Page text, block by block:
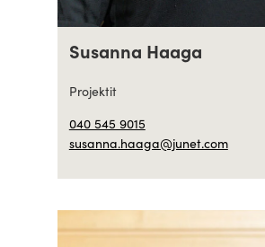
Susanna Haaga
Projektit
040 545 9015
susanna.haaga@junet.com